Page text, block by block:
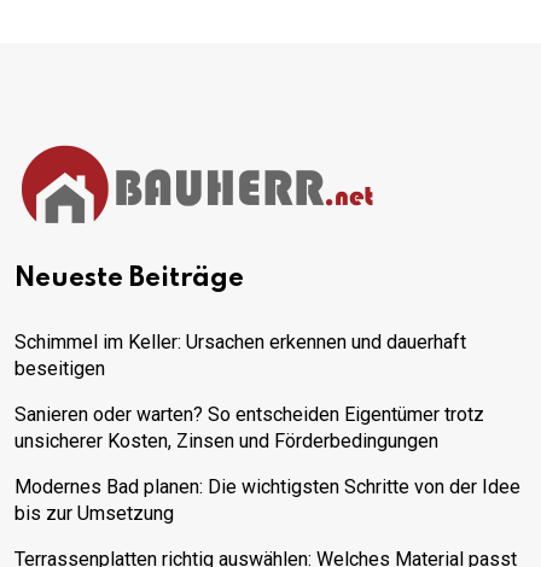
Neueste Beiträge
Schimmel im Keller: Ursachen erkennen und dauerhaft
beseitigen
Sanieren oder warten? So entscheiden Eigentümer trotz
unsicherer Kosten, Zinsen und Förderbedingungen
Modernes Bad planen: Die wichtigsten Schritte von der Idee
bis zur Umsetzung
Terrassenplatten richtig auswählen: Welches Material passt